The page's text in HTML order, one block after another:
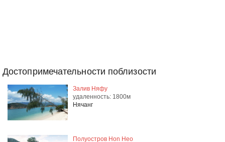
Достопримечательности поблизости
Залив Няфу
удаленность: 1800м
Нячанг
Полуостров Hon Heo